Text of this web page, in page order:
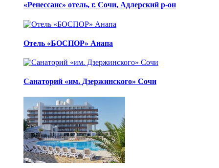
«Ренессанс» отель, г. Сочи, Адлерский р-он
Отель «БОСПОР» Анапа
Санаторий «им. Дзержинского» Сочи